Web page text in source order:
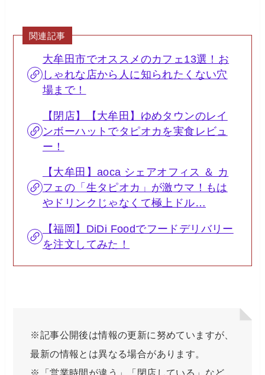
関連記事
大牟田市でオススメのカフェ13選！お
しゃれな店から人に知られたくない穴
場まで！
【閉店】【大牟田】ゆめタウンのレイ
ンボーハットでタピオカを実食レビュ
ー！
【大牟田】aoca シェアオフィス ＆ カ
フェの「生タピオカ」が激ウマ！もは
やドリンクじゃなくて極上ドル…
【福岡】DiDi Foodでフードデリバリー
を注文してみた！
※記事公開後は情報の更新に努めていますが、
最新の情報とは異なる場合があります。
※「営業時間が違う」「閉店している」など、